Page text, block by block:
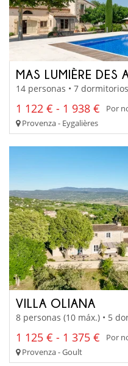
MAS LUMIÈRE DES
14 personas • 7
1 122 € - 1 938 €
Por
Provenza - Eygalières
VILLA OLIANA
8 personas (10 máx.) • 5
1 125 € - 1 375 €
Por
Provenza - Goult